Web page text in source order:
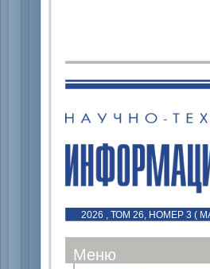
2026 , ТОМ 26, НОМЕР 3 (
Меню